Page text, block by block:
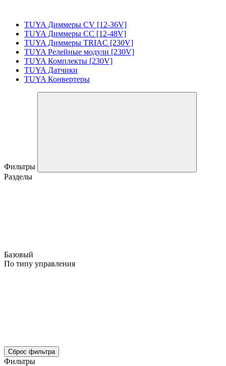
TUYA Диммеры CV [12-36V]
TUYA Диммеры CC [12-48V]
TUYA Диммеры TRIAC [230V]
TUYA Релейные модули [230V]
TUYA Комплекты [230V]
TUYA Датчики
TUYA Конвертеры
Фильтры
Разделы
Базовый
По типу управления
Сброс фильтра
Фильтры